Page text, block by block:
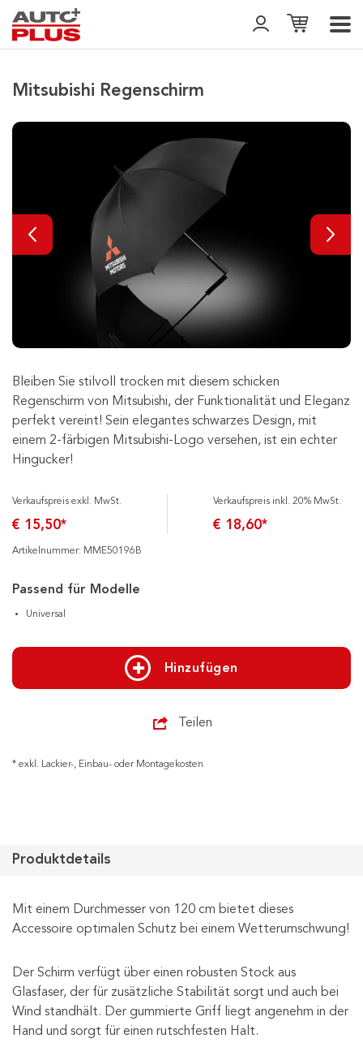
Mitsubishi Regenschirm
Bleiben Sie stilvoll trocken mit diesem schicken
Regenschirm von Mitsubishi, der Funktionalität und Eleganz
perfekt vereint! Sein elegantes schwarzes Design, mit
einem 2-färbigen Mitsubishi-Logo versehen, ist ein echter
Hingucker!
Verkaufspreis exkl. MwSt.
€ 15,50*
Verkaufspreis inkl. 20% MwSt.
€ 18,60*
Artikelnummer: MME50196B
Passend für Modelle
Universal
Hinzufügen
Teilen
* exkl. Lackier-, Einbau- oder Montagekosten
Produktdetails
Mit einem Durchmesser von 120 cm bietet dieses
Accessoire optimalen Schutz bei einem Wetterumschwung!
Der Schirm verfügt über einen robusten Stock aus
Glasfaser, der für zusätzliche Stabilität sorgt und auch bei
Wind standhält. Der gummierte Griff liegt angenehm in der
Hand und sorgt für einen rutschfesten Halt.